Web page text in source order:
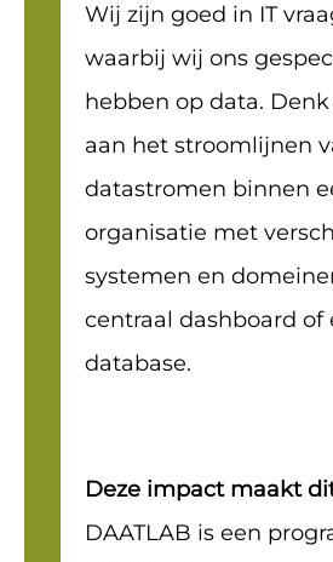
Wij zijn goed in IT
waarbij wij ons
hebben op data.
aan het stroomlijnen
datastromen binnen
organisatie met
systemen en
centraal dashboard of
database.
Deze impact maakt
DAATLAB is een